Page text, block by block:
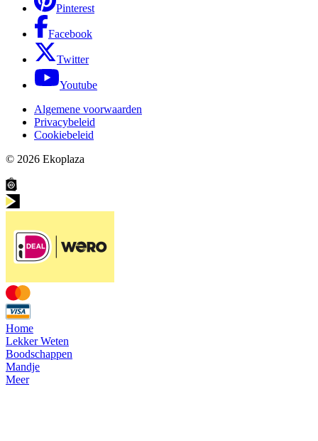
Pinterest
Facebook
Twitter
Youtube
Algemene voorwaarden
Privacybeleid
Cookiebeleid
© 2026 Ekoplaza
Home
Lekker Weten
Boodschappen
Mandje
Meer